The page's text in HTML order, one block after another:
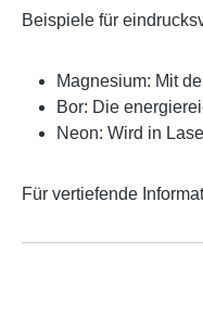
Beispiele für
Magnesium: Mit
Bor: Die
Neon: Wird in
Für vertiefende